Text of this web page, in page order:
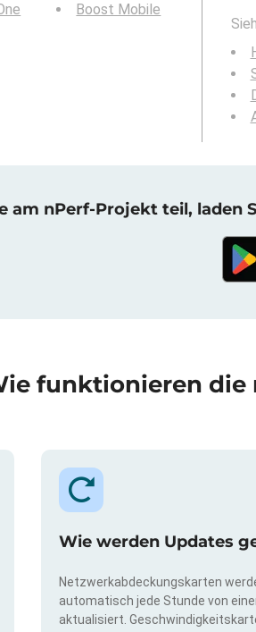
Boost Mobile
am nPerf-Projekt teil, laden
funktionieren die
Wie werden Updates
Netzwerkabdeckungskarten
automatisch jede Stunde von
aktualisiert.